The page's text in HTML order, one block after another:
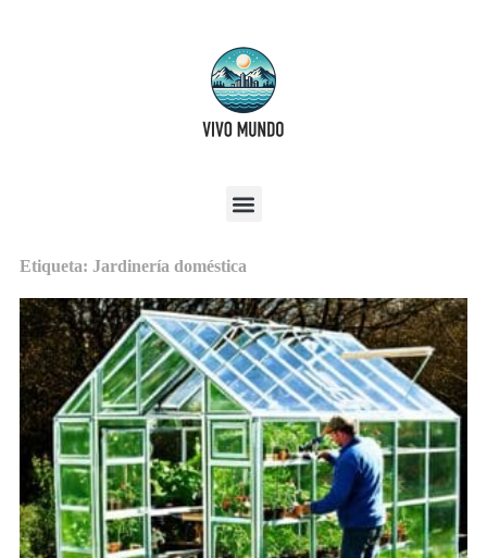
Etiqueta: Jardinería doméstica